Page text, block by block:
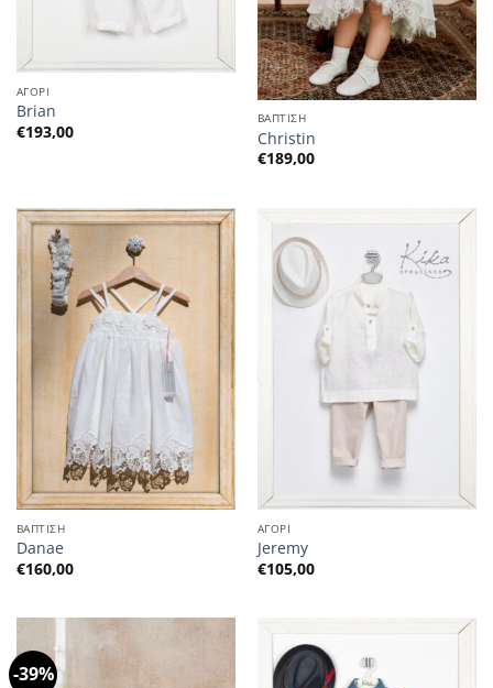
ΑΓΟΡΙ
Brian
€193,00
ΒΑΠΤΙΣΗ
Christin
€189,00
ΒΑΠΤΙΣΗ
Danae
€160,00
ΑΓΟΡΙ
Jeremy
€105,00
-39%